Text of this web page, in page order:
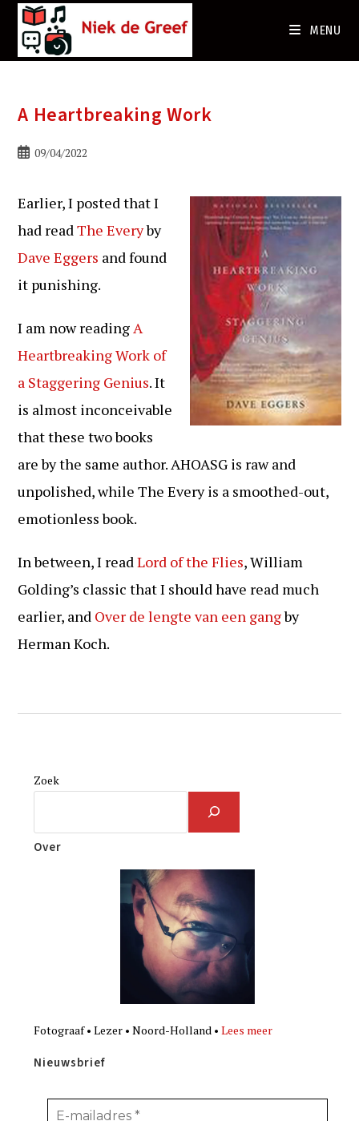
MENU
A Heartbreaking Work
Bericht09/04/2022
Earlier, I posted that I
had readThe Everyby
Dave Eggers and found
it punishing.
I am now readingA
Heartbreaking Work of
a Staggering Genius. It
is almost inconceivable
that these two books
are by the same author. AHOASG is raw and
unpolished, while The Every is a smoothed-out,
emotionless book.
In between, I readLord of the Flies, William
Golding’s classic that I should have read much
earlier, and Over de lengte van een gangby
Herman Koch.
Zoek
Over
Fotograaf • Lezer • Noord-Holland •Lees meer
Nieuwsbrief